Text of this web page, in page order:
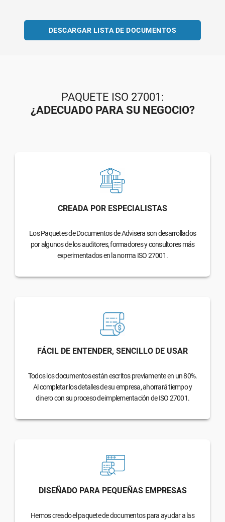
DESCARGAR LISTA DE DOCUMENTOS
PAQUETE ISO 27001:
¿ADECUADO PARA SU NEGOCIO?
CREADA POR ESPECIALISTAS
Los Paquetes de Documentos de Advisera son desarrollados
por algunos de los auditores, formadores y consultores más
experimentados en la norma ISO 27001.
FÁCIL DE ENTENDER, SENCILLO DE USAR
Todos los documentos están escritos previamente en un 80%.
Al completar los detalles de su empresa, ahorrará tiempo y
dinero con su proceso de implementación de ISO 27001.
DISEÑADO PARA PEQUEÑAS EMPRESAS
Hemos creado el paquete de documentos para ayudar a las